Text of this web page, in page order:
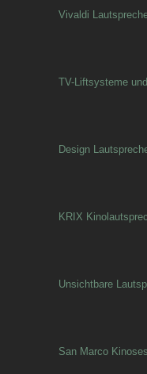
Vivaldi
TV-Liftsysteme
Design
KRIX
Unsichtbare
San Marco